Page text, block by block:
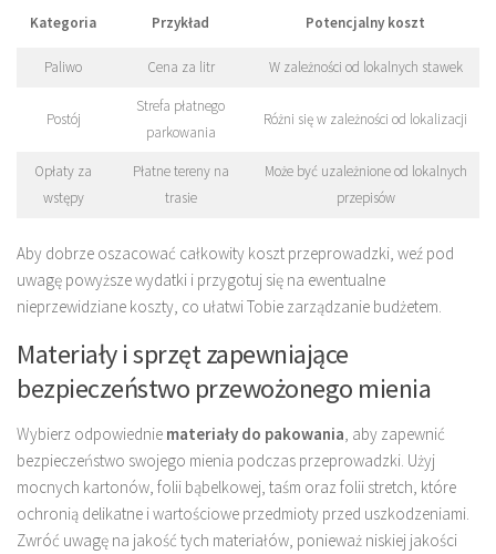
Kategoria Przykład Potencjalny koszt
Paliwo Cena za litr W zależności od lokalnych stawek
Postój
Strefa płatnego
parkowania
Różni się w zależności od lokalizacji
Opłaty za
wstępy
Płatne tereny na
trasie
Może być uzależnione od lokalnych
przepisów
Aby dobrze oszacować całkowity koszt przeprowadzki, weź pod
uwagę powyższe wydatki i przygotuj się na ewentualne
nieprzewidziane koszty, co ułatwi Tobie zarządzanie budżetem.
Materiały i sprzęt zapewniające
bezpieczeństwo przewożonego mienia
Wybierz odpowiednie materiały do pakowania, aby zapewnić
bezpieczeństwo swojego mienia podczas przeprowadzki. Użyj
mocnych kartonów, folii bąbelkowej, taśm oraz folii stretch, które
ochronią delikatne i wartościowe przedmioty przed uszkodzeniami.
Zwróć uwagę na jakość tych materiałów, ponieważ niskiej jakości